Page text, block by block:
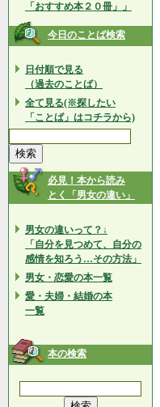
「おすすめ本２０冊」」
今日のことば検索
日付順で見る
（過去のことば）
全て見る(※探したい
「ことば」はコチラから)
必見！本から読み
とく「男女の違い」
男女の違いって？↓
「自分を見つめて、自分の
感情を知ろう…その方法」
男女・恋愛の本一覧
愛・夫婦・結婚の本
一覧
本の検索